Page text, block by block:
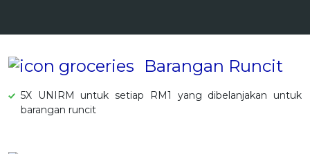
Kad
Pelaburan
Barangan Runcit
5X UNIRM untuk setiap RM1 yang dibelanjakan untuk
barangan runcit